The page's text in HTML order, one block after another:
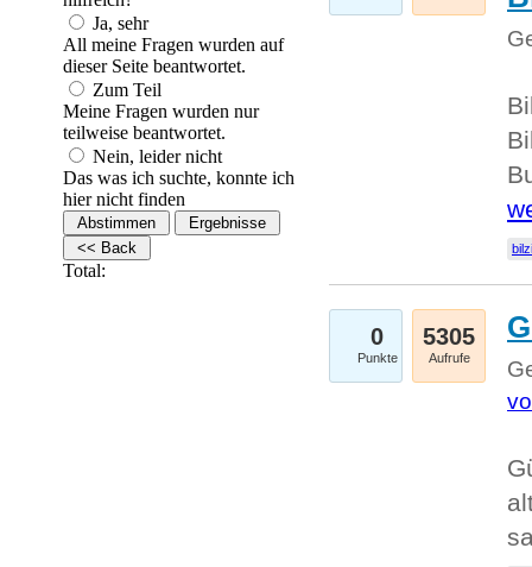
Ja, sehr
All meine Fragen wurden auf
dieser Seite beantwortet.
Zum Teil
Meine Fragen wurden nur
teilweise beantwortet.
Nein, leider nicht
Das was ich suchte, konnte ich
hier nicht finden
Total:
0
Punkte
5305
Aufrufe